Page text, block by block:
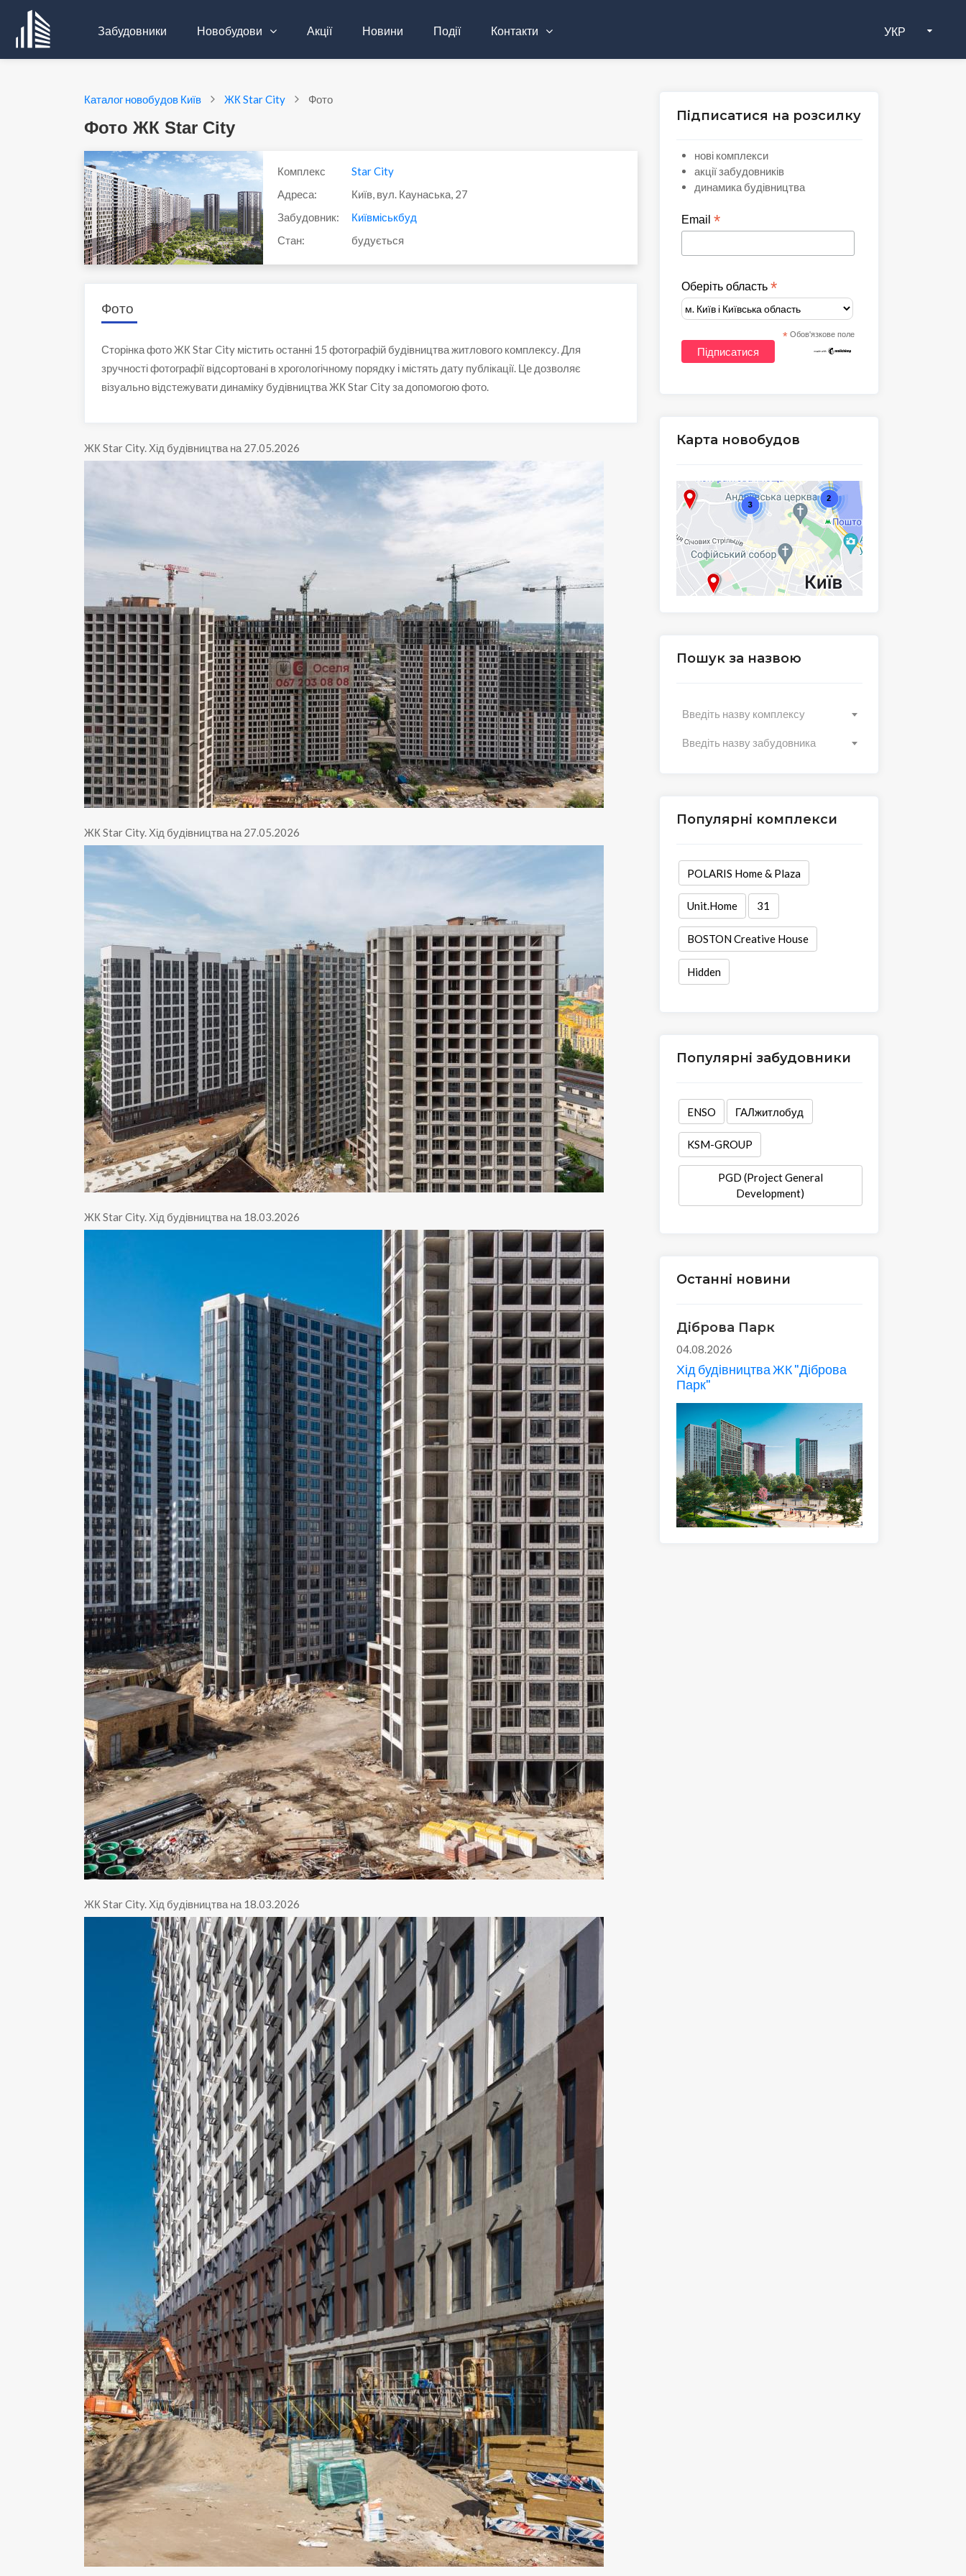
Забудовники Новобудови Акції Новини Події Контакти УКР
Каталог новобудов Київ ЖК Star City Фото
Фото ЖК Star City
Комплекс
Star City
Адреса:
Київ, вул. Каунаська, 27
Забудовник:
Київміськбуд
Стан:
будується
Фото
Сторінка фото ЖК Star City містить останні 15 фотографій будівництва житлового комплексу. Для
зручності фотографії відсортовані в хрогологічному порядку і містять дату публікації. Це дозволяє
візуально відстежувати динаміку будівництва ЖК Star City за допомогою фото.
ЖК Star City. Хід будівництва на 27.05.2026
ЖК Star City. Хід будівництва на 27.05.2026
ЖК Star City. Хід будівництва на 18.03.2026
ЖК Star City. Хід будівництва на 18.03.2026
Підписатися на розсилку
нові комплекси
акції забудовників
динамика будівництва
Email*
Оберіть область*
* Обов'язкове поле
Карта новобудов
Пошук за назвою
Введіть назву комплексу
Введіть назву забудовника
Популярні комплекси
POLARIS Home & Plaza
Unit.Home 31
BOSTON Creative House
Hidden
Популярні забудовники
ENSO ГАЛжитлобуд
KSM-GROUP
PGD (Project General
Development)
Останні новини
Діброва Парк
04.08.2026
Хід будівництва ЖК "Діброва
Парк"